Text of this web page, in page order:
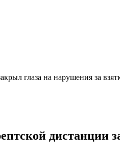
глаза на нарушения за
дистанции